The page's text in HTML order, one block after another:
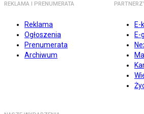
REKLAMA I PRENUMERATA
Reklama
Ogłoszenia
Prenumerata
Archiwum
E-
E-